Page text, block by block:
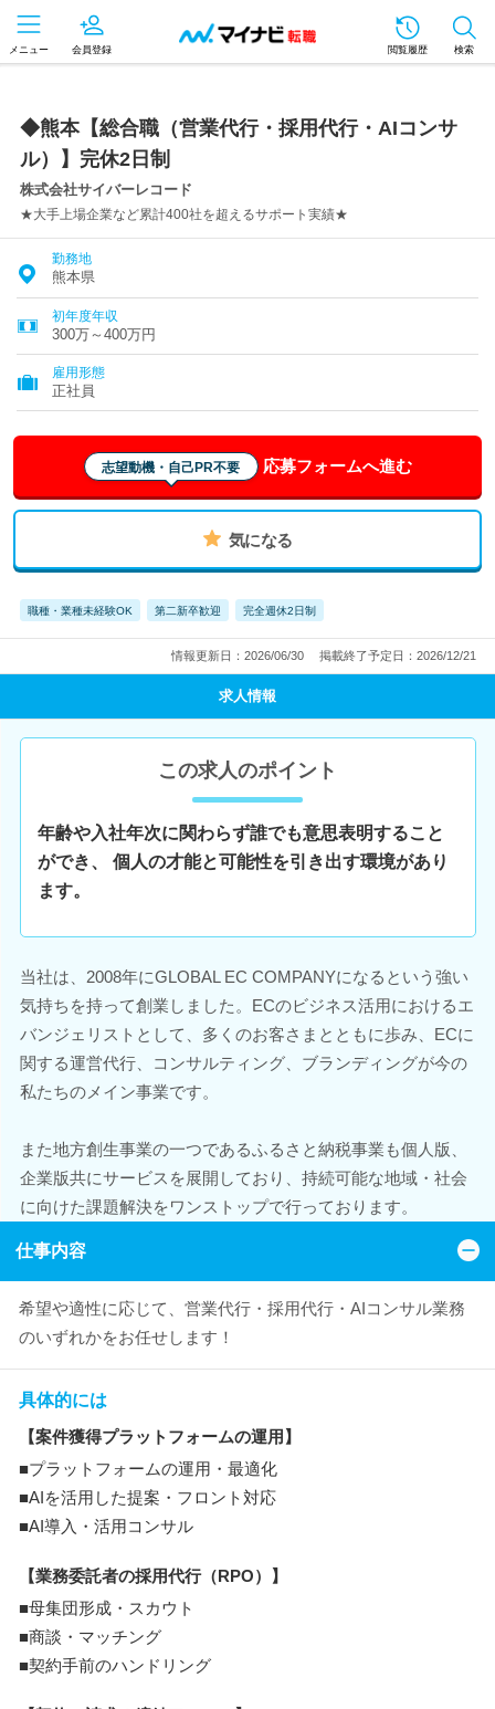
メニュー 会員登録 閲覧履歴 検索
◆熊本【総合職（営業代行・採用代行・AIコンサ
ル）】完休2日制
株式会社サイバーレコード
★大手上場企業など累計400社を超えるサポート実績★
勤務地
熊本県
初年度年収
300万～400万円
雇用形態
正社員
志望動機・自己PR不要 応募フォームへ進む
気になる
職種・業種未経験OK 第二新卒歓迎 完全週休2日制
情報更新日：2026/06/30 掲載終了予定日：2026/12/21
求人情報
この求人のポイント
年齢や入社年次に関わらず誰でも意思表明すること
ができ、 個人の才能と可能性を引き出す環境があり
ます。
当社は、2008年にGLOBAL EC COMPANYになるという強い
気持ちを持って創業しました。ECのビジネス活用におけるエ
バンジェリストとして、多くのお客さまとともに歩み、ECに
関する運営代行、コンサルティング、ブランディングが今の
私たちのメイン事業です。
また地方創生事業の一つであるふるさと納税事業も個人版、
企業版共にサービスを展開しており、持続可能な地域・社会
に向けた課題解決をワンストップで行っております。
仕事内容
希望や適性に応じて、営業代行・採用代行・AIコンサル業務
のいずれかをお任せします！
具体的には
【案件獲得プラットフォームの運用】
■プラットフォームの運用・最適化
■AIを活用した提案・フロント対応
■AI導入・活用コンサル
【業務委託者の採用代行（RPO）】
■母集団形成・スカウト
■商談・マッチング
■契約手前のハンドリング